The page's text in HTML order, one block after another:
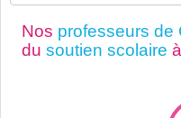
Nos professeurs de
du soutien scolaire